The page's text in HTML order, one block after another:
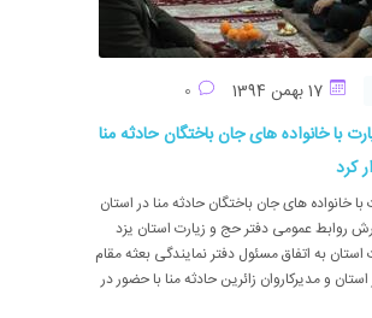
17 بهمن 1394
با خانواده های جان باختگان حادثه منا
کرد
خانواده های جان باختگان حادثه منا در استان
روابط عمومی دفتر حج و زیارت استان یزد
به اتفاق مسئول دفتر نمایندگی بعثه مقام
و مدیرکاروان زائرین حادثه منا با حضور در